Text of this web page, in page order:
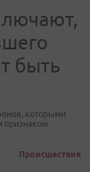
быть
которыми
признаком
Происшествия